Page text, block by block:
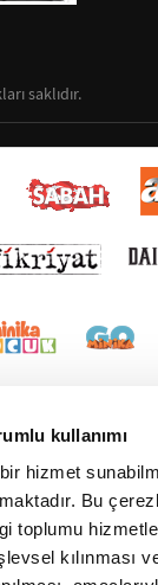
kullanımı
hizmet
Bu
toplumu
kılınması
saklıdır.